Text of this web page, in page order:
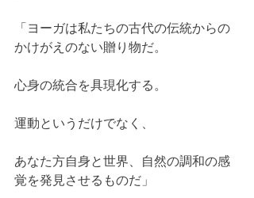
「ヨーガは私たちの古代の伝統からの
かけがえのない贈り物だ。
心身の統合を具現化する。
運動というだけでなく、
あなた方自身と世界、自然の調和の感
覚を発見させるものだ」